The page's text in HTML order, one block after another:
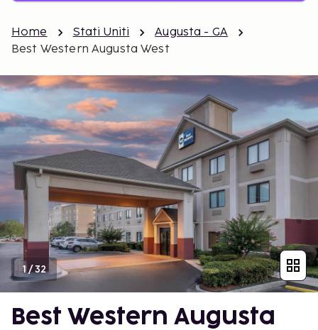
Home Stati Uniti
Augusta - GA
Best Western Augusta West
1/32
Best Western Augusta